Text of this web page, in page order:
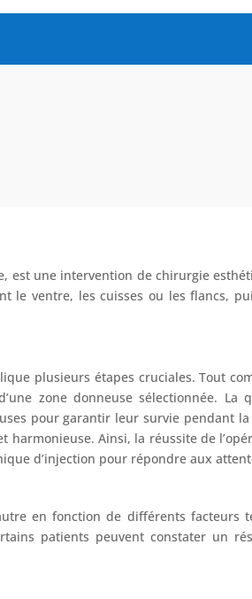
est une intervention de chirurgie
le ventre, les cuisses ou les flancs,
plusieurs étapes cruciales. Tout
zone donneuse sélectionnée.
pour garantir leur survie pendant
Ainsi, la réussite de
d’injection pour répondre aux
en fonction de différents
patients peuvent constater un